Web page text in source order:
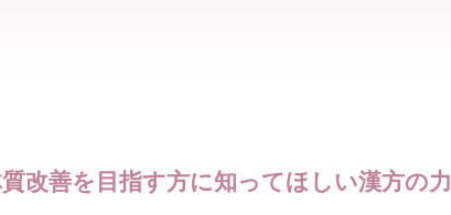
改善を目指す方に知ってほしい漢方の力